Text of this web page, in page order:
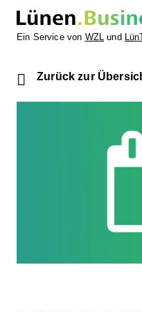
Ein Service von WZL und
Zurück zur